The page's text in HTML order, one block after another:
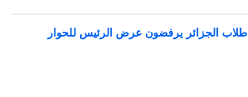
طلاب الجزائر يرفضون عرض الرئيس للحوار